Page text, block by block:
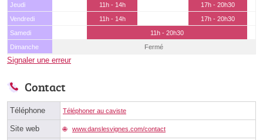
Jeudi
11h - 14h
17h - 20h30
Vendredi
11h - 14h
17h - 20h30
Samedi
11h - 20h30
Dimanche
Fermé
Signaler une erreur
Contact
Téléphone Téléphoner au caviste
Site web www.danslesvignes.com/contact